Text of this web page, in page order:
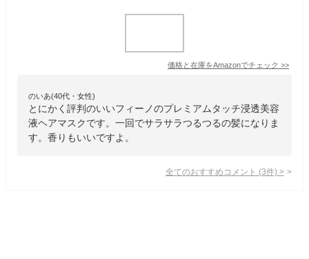
価格と在庫をAmazonでチェック >>
のいあ(40代・女性)
とにかく評判のいいフィーノのプレミアムタッチ浸透美容
液ヘアマスクです。一回でサラサラつるつるの髪になりま
す。香りもいいですよ。
全てのおすすめコメント (3件) >